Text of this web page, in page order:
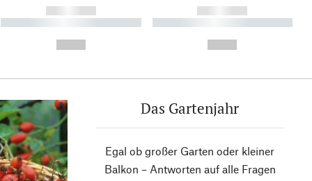
------------
----------- ----------- ----------
------------
----------- ----------- ----------
Das Gartenjahr
Egal ob großer Garten oder kleiner
Balkon – Antworten auf alle Fragen